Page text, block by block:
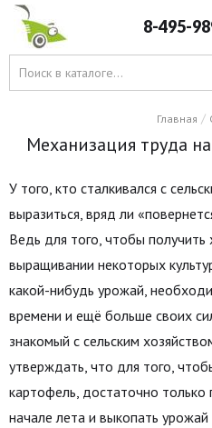
8-495-
Главная /
Механизация труда
У того, кто сталкивался с
выразиться, вряд ли
Ведь для того, чтобы
выращивании некоторых
какой-нибудь урожай,
времени и ещё больше своих
знакомый с сельским
утверждать, что для того,
картофель, достаточно только
начале лета и выкопать